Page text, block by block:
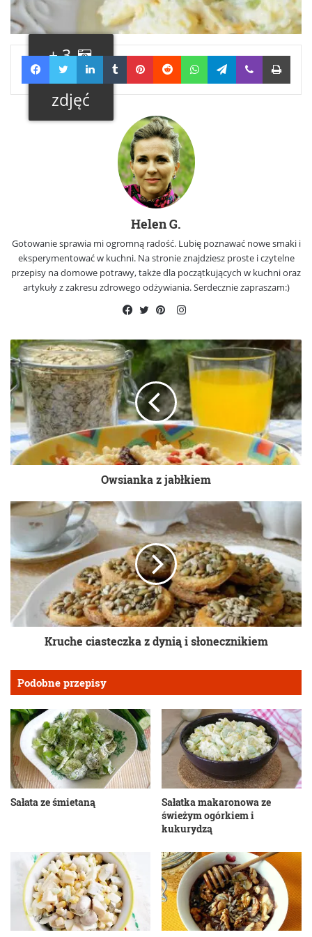
+ 3
Galeria
zdjęć
FacebookTwitterLinkedInTumblrPinterestRedditWhatsAppTelegramViber Print
Helen G.
Gotowanie sprawia mi ogromną radość. Lubię poznawać nowe smaki i
eksperymentować w kuchni. Na stronie znajdziesz proste i czytelne
przepisy na domowe potrawy, także dla początkujących w kuchni oraz
artykuły z zakresu zdrowego odżywiania. Serdecznie zapraszam:)
Instagram
Owsianka z jabłkiem
Kruche ciasteczka z dynią i słonecznikiem
Podobne przepisy
Sałata ze śmietaną
Sałatka makaronowa ze
świeżym ogórkiem i
kukurydzą